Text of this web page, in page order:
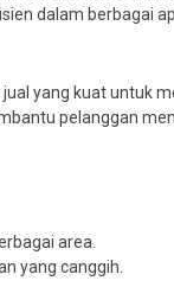
dalam berbagai
yang kuat untuk
pelanggan
area.
yang canggih.